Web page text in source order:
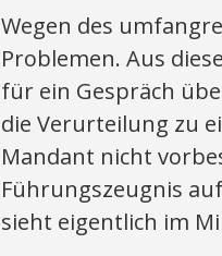
Wegen des
Problemen. Aus
für ein Gespräch
die Verurteilung zu
Mandant nicht
Führungszeugnis
sieht eigentlich im